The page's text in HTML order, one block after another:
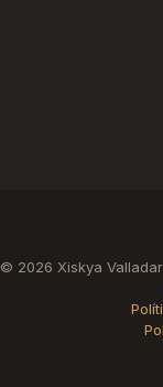
© 2026 Xiskya